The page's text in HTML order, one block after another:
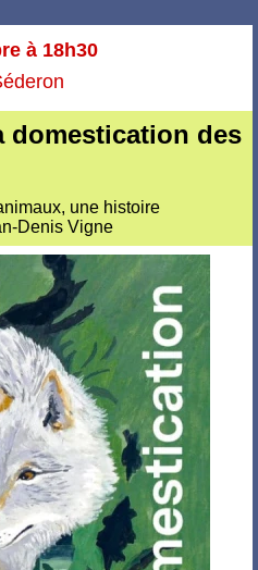
à 18h30
domestication des
une histoire
Denis Vigne